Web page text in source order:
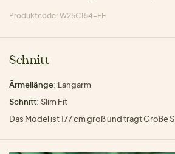
Produktcode: W25C154-FF
Schnitt
Ärmellänge: Langarm
Schnitt: Slim Fit
Das Model ist 177 cm groß und trägt Größe S